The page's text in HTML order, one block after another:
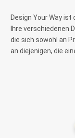
Design Your Way
Ihre verschiedenen
die sich sowohl an
an diejenigen, die